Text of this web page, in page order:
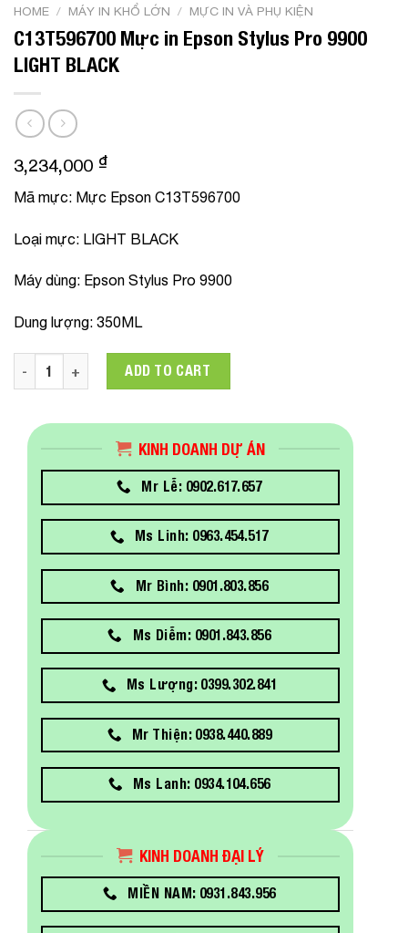
HOME / MÁY IN KHỔ LỚN / MỰC IN VÀ PHỤ KIỆN
C13T596700 Mực in Epson Stylus Pro 9900
LIGHT BLACK
3,234,000 ₫
Mã mực: Mực Epson C13T596700
Loại mực: LIGHT BLACK
Máy dùng: Epson Stylus Pro 9900
Dung lượng: 350ML
C13T596700 Mực in Epson Stylus Pro 9900 LIGHT BLACK
ADD TO CART
KINH DOANH DỰ ÁN
Mr Lễ: 0902.617.657
Ms Linh: 0963.454.517
Mr Bình: 0901.803.856
Ms Diễm: 0901.843.856
Ms Lượng: 0399.302.841
Mr Thiện: 0938.440.889
Ms Lanh: 0934.104.656
KINH DOANH ĐẠI LÝ
MIỀN NAM: 0931.843.956